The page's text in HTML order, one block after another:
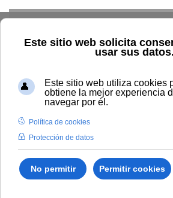
Explorar el catálogo
Dónde comprar